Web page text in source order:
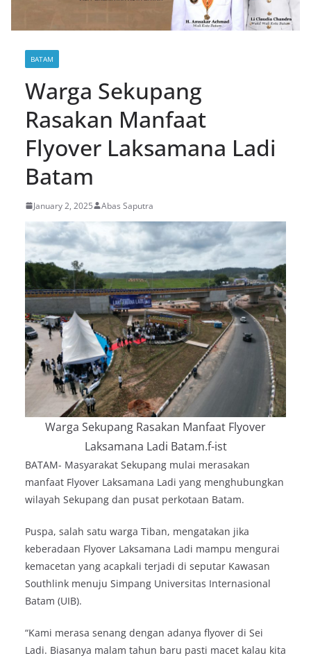
BATAM
Warga Sekupang
Rasakan Manfaat
Flyover Laksamana Ladi
Batam
January 2, 2025 Abas Saputra
Warga Sekupang Rasakan Manfaat Flyover
Laksamana Ladi Batam.f-ist
BATAM- Masyarakat Sekupang mulai merasakan
manfaat Flyover Laksamana Ladi yang menghubungkan
wilayah Sekupang dan pusat perkotaan Batam.
Puspa, salah satu warga Tiban, mengatakan jika
keberadaan Flyover Laksamana Ladi mampu mengurai
kemacetan yang acapkali terjadi di seputar Kawasan
Southlink menuju Simpang Universitas Internasional
Batam (UIB).
“Kami merasa senang dengan adanya flyover di Sei
Ladi. Biasanya malam tahun baru pasti macet kalau kita